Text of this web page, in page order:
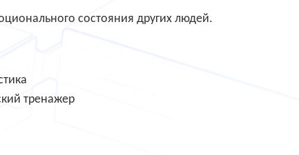
состояния других людей.
тренажер